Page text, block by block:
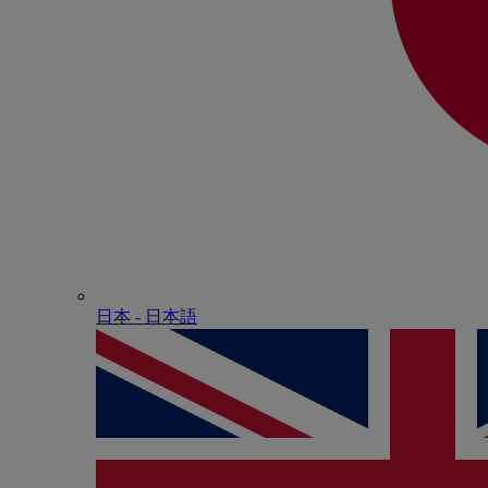
日本 - ⽇本語